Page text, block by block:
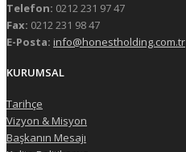
Telefon: 0212 231 97 47
Fax: 0212 231 98 47
E-Posta: info@honestholding.com.tr
KURUMSAL
Tarihçe
Vizyon & Misyon
Başkanın Mesajı